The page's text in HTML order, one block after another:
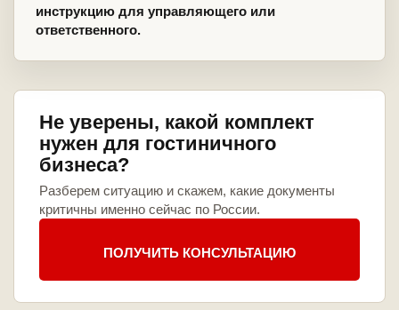
инструкцию для управляющего или
ответственного.
Не уверены, какой комплект
нужен для гостиничного
бизнеса?
Разберем ситуацию и скажем, какие документы
критичны именно сейчас по России.
ПОЛУЧИТЬ КОНСУЛЬТАЦИЮ